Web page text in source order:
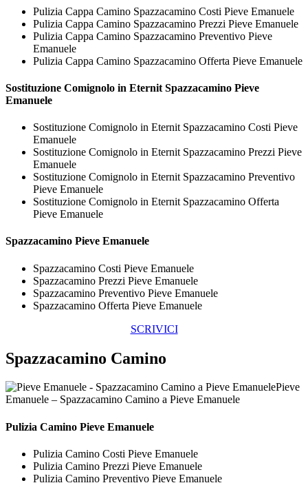
Pulizia Cappa Camino Spazzacamino Costi Pieve Emanuele
Pulizia Cappa Camino Spazzacamino Prezzi Pieve Emanuele
Pulizia Cappa Camino Spazzacamino Preventivo Pieve
Emanuele
Pulizia Cappa Camino Spazzacamino Offerta Pieve Emanuele
Sostituzione Comignolo in Eternit Spazzacamino Pieve
Emanuele
Sostituzione Comignolo in Eternit Spazzacamino Costi Pieve
Emanuele
Sostituzione Comignolo in Eternit Spazzacamino Prezzi Pieve
Emanuele
Sostituzione Comignolo in Eternit Spazzacamino Preventivo
Pieve Emanuele
Sostituzione Comignolo in Eternit Spazzacamino Offerta
Pieve Emanuele
Spazzacamino Pieve Emanuele
Spazzacamino Costi Pieve Emanuele
Spazzacamino Prezzi Pieve Emanuele
Spazzacamino Preventivo Pieve Emanuele
Spazzacamino Offerta Pieve Emanuele
SCRIVICI
Spazzacamino Camino
Pieve
Emanuele – Spazzacamino Camino a Pieve Emanuele
Pulizia Camino Pieve Emanuele
Pulizia Camino Costi Pieve Emanuele
Pulizia Camino Prezzi Pieve Emanuele
Pulizia Camino Preventivo Pieve Emanuele